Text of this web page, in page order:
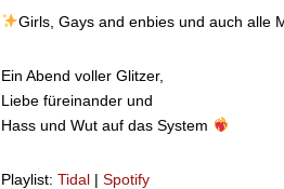
Girls, Gays and enbies und auch alle
Ein Abend voller Glitzer,
Liebe füreinander und
Hass und Wut auf das System
Playlist: Tidal | Spotify